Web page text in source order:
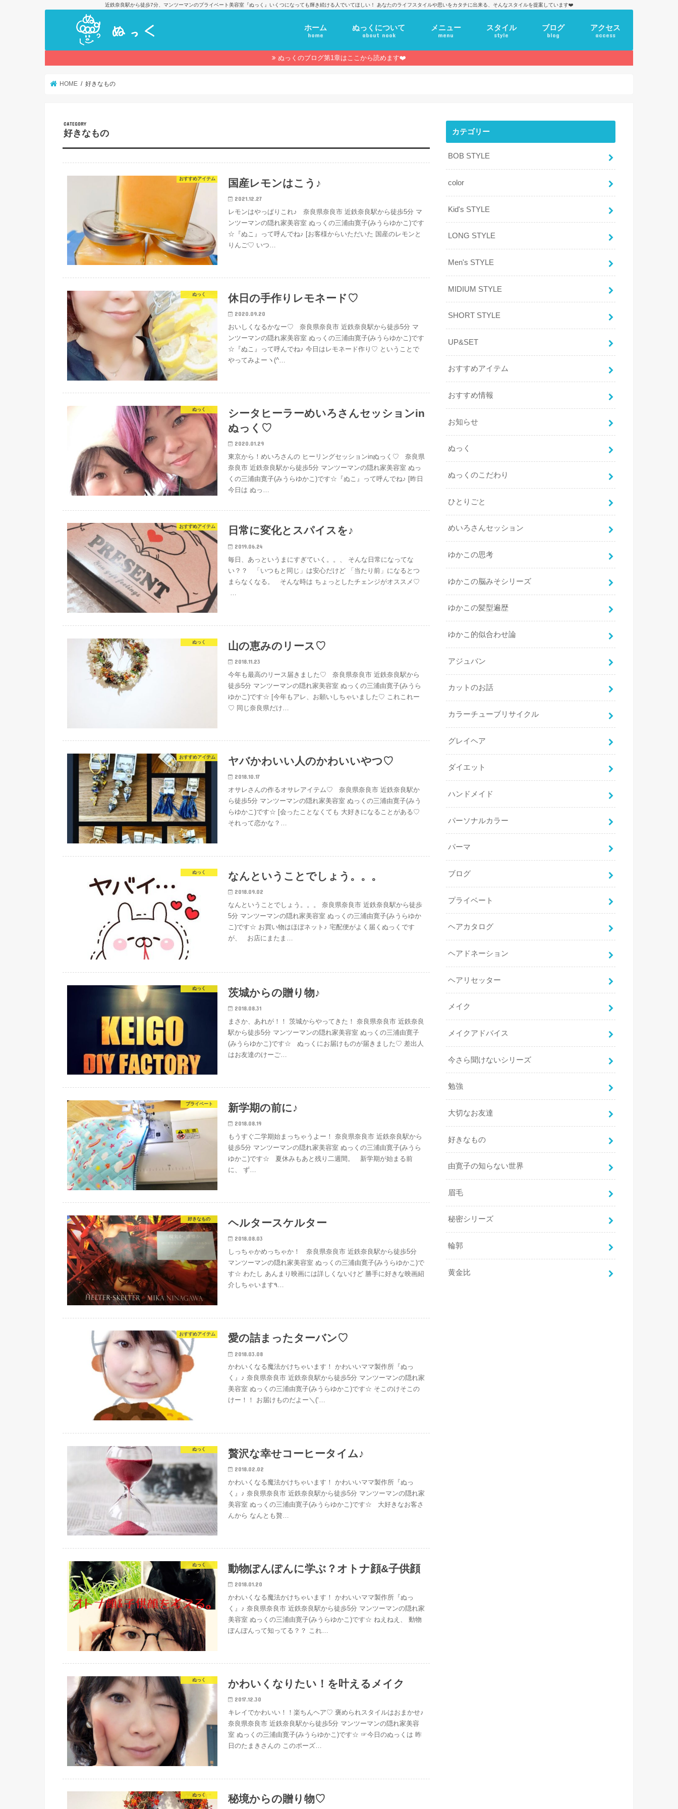
近鉄奈良駅から徒歩7分、マンツーマンのプライベート美容室『ぬっく』いくつになっても輝き続ける人でいてほしい！ あなたのライフスタイルや思いをカタチに出来る、そんなスタイルを提案しています❤️
ホーム
home
ぬっくについて
about nook
メニュー
menu
スタイル
style
ブログ
blog
アクセス
access
ぬっくのブログ第1章はここから読めます❤️
HOME 好きなもの
CATEGORY
好きなもの
おすすめアイテム 国産レモンはこう♪
2021.12.27
レモンはやっぱりこれ♪ 奈良県奈良市 近鉄奈良駅から徒歩5分 マ
ンツーマンの隠れ家美容室 ぬっくの三浦由寛子(みうらゆかこ)です
☆『ぬこ』って呼んでね♪ [お客様からいただいた 国産のレモンと
りんご♡ いつ…
ぬっく 休日の手作りレモネード♡
2020.09.20
おいしくなるかなー♡ 奈良県奈良市 近鉄奈良駅から徒歩5分 マ
ンツーマンの隠れ家美容室 ぬっくの三浦由寛子(みうらゆかこ)です
☆『ぬこ』って呼んでね♪ 今日はレモネード作り♡ ということで
やってみよーヽ(^…
ぬっく
シータヒーラーめいろさんセッションin
ぬっく♡
2020.01.29
東京から！めいろさんの ヒーリングセッションinぬっく♡ 奈良県
奈良市 近鉄奈良駅から徒歩5分 マンツーマンの隠れ家美容室 ぬっ
くの三浦由寛子(みうらゆかこ)です☆『ぬこ』って呼んでね♪ [昨日
今日は ぬっ…
おすすめアイテム 日常に変化とスパイスを♪
2019.06.24
毎日、あっというまにすぎていく。。、 そんな日常になってな
い？？ 「いつもと同じ」は安心だけど 「当たり前」になるとつ
まらなくなる。 そんな時は ちょっとしたチェンジがオススメ♡
ぬっく 山の恵みのリース♡
2018.11.23
今年も最高のリース届きました♡ 奈良県奈良市 近鉄奈良駅から
徒歩5分 マンツーマンの隠れ家美容室 ぬっくの三浦由寛子(みうら
ゆかこ)です☆ [今年もアレ、お願いしちゃいました♡ これこれー
♡ 同じ奈良県だけ…
おすすめアイテム ヤバかわいい人のかわいいやつ♡
2018.10.17
オサレさんの作るオサレアイテム♡ 奈良県奈良市 近鉄奈良駅か
ら徒歩5分 マンツーマンの隠れ家美容室 ぬっくの三浦由寛子(みう
らゆかこ)です☆ [会ったことなくても 大好きになることがある♡
それって恋かな？…
ぬっく なんということでしょう。。。
2018.09.02
なんということでしょう。。。 奈良県奈良市 近鉄奈良駅から徒歩
5分 マンツーマンの隠れ家美容室 ぬっくの三浦由寛子(みうらゆか
こ)です☆ お買い物はほぼネット♪ 宅配便がよく届くぬっくです
が、 お店にまたま…
ぬっく 茨城からの贈り物♪
2018.08.31
まさか、あれが！！ 茨城からやってきた！ 奈良県奈良市 近鉄奈良
駅から徒歩5分 マンツーマンの隠れ家美容室 ぬっくの三浦由寛子
(みうらゆかこ)です☆ ぬっくにお届けものが届きました♡ 差出人
はお友達のけーご…
プライベート 新学期の前に♪
2018.08.19
もうすぐ二学期始まっちゃうよー！ 奈良県奈良市 近鉄奈良駅から
徒歩5分 マンツーマンの隠れ家美容室 ぬっくの三浦由寛子(みうら
ゆかこ)です☆ 夏休みもあと残り二週間。 新学期が始まる前
に、 ず…
好きなもの ヘルタースケルター
2018.08.03
しっちゃかめっちゃか！ 奈良県奈良市 近鉄奈良駅から徒歩5分
マンツーマンの隠れ家美容室 ぬっくの三浦由寛子(みうらゆかこ)で
す☆ わたし あんまり映画には詳しくないけど 勝手に好きな映画紹
介しちゃいます٩…
おすすめアイテム 愛の詰まったターバン♡
2018.03.08
かわいくなる魔法かけちゃいます！ かわいいママ製作所『ぬっ
く』♪ 奈良県奈良市 近鉄奈良駅から徒歩5分 マンツーマンの隠れ家
美容室 ぬっくの三浦由寛子(みうらゆかこ)です☆ そこのけそこの
けー！！ お届けものだよー＼(‘…
ぬっく 贅沢な幸せコーヒータイム♪
2018.02.02
かわいくなる魔法かけちゃいます！ かわいいママ製作所『ぬっ
く』♪ 奈良県奈良市 近鉄奈良駅から徒歩5分 マンツーマンの隠れ家
美容室 ぬっくの三浦由寛子(みうらゆかこ)です☆ 大好きなお客さ
んから なんとも贅…
ぬっく 動物ぽんぽんに学ぶ？オトナ顔&子供顔
2018.01.20
かわいくなる魔法かけちゃいます！ かわいいママ製作所『ぬっ
く』♪ 奈良県奈良市 近鉄奈良駅から徒歩5分 マンツーマンの隠れ家
美容室 ぬっくの三浦由寛子(みうらゆかこ)です☆ ねえねえ、 動物
ぽんぽんって知ってる？？ これ…
ぬっく かわいくなりたい！を叶えるメイク
2017.12.30
キレイでかわいい！！楽ちんヘア♡ 褒められスタイルはおまかせ♪
奈良県奈良市 近鉄奈良駅から徒歩5分 マンツーマンの隠れ家美容
室 ぬっくの三浦由寛子(みうらゆかこ)です☆ ☞今日のぬっくは 昨
日のたまきさんの このポーズ…
ぬっく 秘境からの贈り物♡
カテゴリー
BOB STYLE
color
Kid's STYLE
LONG STYLE
Men's STYLE
MIDIUM STYLE
SHORT STYLE
UP&SET
おすすめアイテム
おすすめ情報
お知らせ
ぬっく
ぬっくのこだわり
ひとりごと
めいろさんセッション
ゆかこの思考
ゆかこの脳みそシリーズ
ゆかこの髪型遍歴
ゆかこ的似合わせ論
アジュバン
カットのお話
カラーチューブリサイクル
グレイヘア
ダイエット
ハンドメイド
パーソナルカラー
パーマ
ブログ
プライベート
ヘアカタログ
ヘアドネーション
ヘアリセッター
メイク
メイクアドバイス
今さら聞けないシリーズ
勉強
大切なお友達
好きなもの
由寛子の知らない世界
眉毛
秘密シリーズ
輪郭
黄金比